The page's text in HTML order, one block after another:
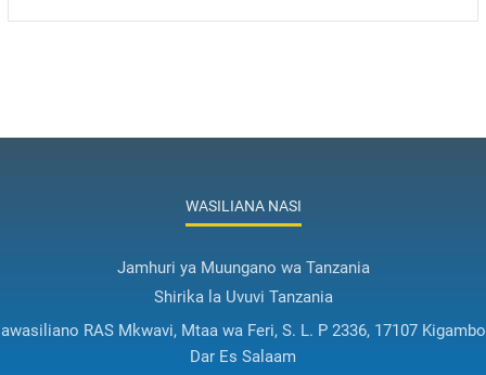
WASILIANA NASI
Jamhuri ya Muungano wa Tanzania
Shirika la Uvuvi Tanzania
RAS Mkwavi, Mtaa wa Feri, S. L. P 2336, 17107
Dar Es Salaam